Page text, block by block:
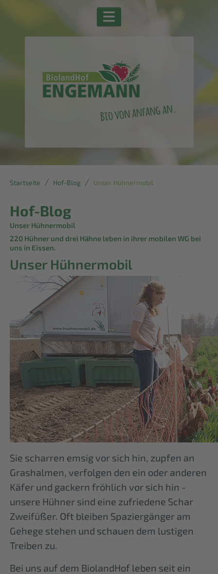
Startseite Hof-Blog Unser Hühnermobil
Hof-Blog
Unser Hühnermobil
220 Hühner und drei Hähne leben in ihrer mobilen WG bei
uns in Eissen.
Unser Hühnermobil
Sie scharren emsig vor sich hin, zupfen an
Grashalmen, verfolgen den ein oder anderen
Käfer und gackern fröhlich vor sich hin -
unsere Hühner sind eine zufriedene Schar
Zweifüßer. Oft bleiben Spaziergänger am
Gehege stehen und schauen dem lustigen
Treiben zu.
Bei uns auf dem BiolandHof leben seit ein